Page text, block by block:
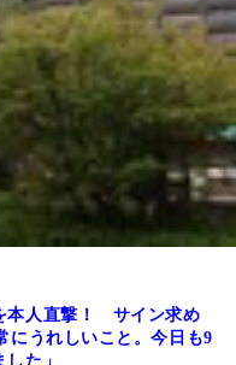
本人直撃！ サイン求め
うれしいこと。今日も9
た」